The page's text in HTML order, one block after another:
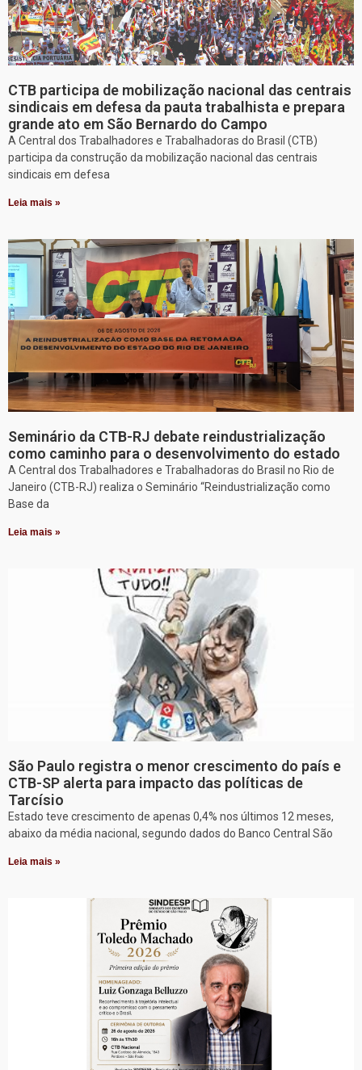
CTB participa de mobilização nacional das centrais
sindicais em defesa da pauta trabalhista e prepara
grande ato em São Bernardo do Campo
A Central dos Trabalhadores e Trabalhadoras do Brasil (CTB)
participa da construção da mobilização nacional das centrais
sindicais em defesa
Leia mais »
Seminário da CTB-RJ debate reindustrialização
como caminho para o desenvolvimento do estado
A Central dos Trabalhadores e Trabalhadoras do Brasil no Rio de
Janeiro (CTB-RJ) realiza o Seminário “Reindustrialização como
Base da
Leia mais »
São Paulo registra o menor crescimento do país e
CTB-SP alerta para impacto das políticas de
Tarcísio
Estado teve crescimento de apenas 0,4% nos últimos 12 meses,
abaixo da média nacional, segundo dados do Banco Central São
Leia mais »